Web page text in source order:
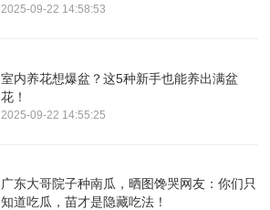
2025-09-22 14:58:53
室内养花想爆盆？这5种新手也能养出满盆
花！
2025-09-22 14:55:25
广东大哥院子种南瓜，晒图馋哭网友：你们只
知道吃瓜，苗才是隐藏吃法！